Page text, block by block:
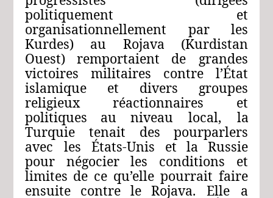
politiquement
et
organisationnellement
par
les
Kurdes)
au Rojava
(Kurdistan
Ouest)
remportaient de
grandes
victoires
militaires contre
l’État
islamique
et divers
groupes
religieux
réactionnaires
et
politiques
au niveau local,
la
Turquie
tenait des
pourparlers
avec
les États-Unis et la Russie
pour
négocier les conditions
et
limites de ce qu’elle pourrait faire
ensuite contre le Rojava. Elle
a